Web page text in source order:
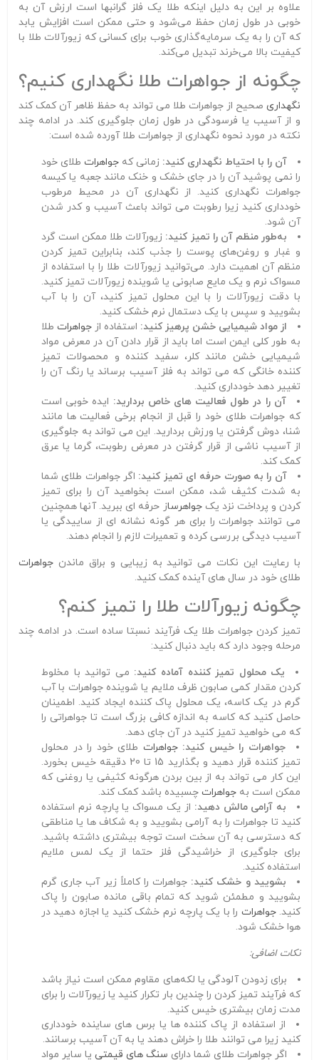
علاوه بر این به دلیل اینکه طلا یک فلز گرانبها است ارزش آن به
خوبی در طول زمان حفظ می‌شود و حتی ممکن است افزایش یابد
که آن را به یک سرمایه‌گذاری خوب برای کسانی که زیورآلات طلا با
کیفیت بالا می‌خرند تبدیل می‌کند.
چگونه از جواهرات طلا نگهداری کنیم؟
نگهداری صحیح از جواهرات طلا می تواند به حفظ ظاهر آن کمک کند
و از آسیب یا فرسودگی در طول زمان جلوگیری کند. در ادامه چند
نکته در مورد نحوه نگهداری از جواهرات طلا آورده شده است:
آن را با احتیاط نگهداری کنید: زمانی که جواهرات طلای خود
را نمی پوشید آن را در جای خشک و خنک مانند جعبه یا کیسه
جواهرات نگهداری کنید. از نگهداری آن در محیط مرطوب
خودداری کنید زیرا رطوبت می تواند باعث آسیب و کدر شدن
آن شود.
به‌طور منظم آن را تمیز کنید: زیورآلات طلا ممکن است گرد
و غبار و روغن‌های پوست را جذب کند، بنابراین تمیز کردن
منظم آن اهمیت دارد. می‌توانید زیورآلات طلا را با استفاده از
مسواک نرم و یک مایع صابونی یا شوینده زیورآلات تمیز کنید.
با دقت زیورآلات را با این محلول تمیز کنید، آن را با آب
بشویید و سپس با یک دستمال نرم خشک کنید.
از مواد شیمیایی خشن پرهیز کنید: استفاده از جواهرات طلا
به طور کلی ایمن است اما باید از قرار دادن آن در معرض مواد
شیمیایی خشن مانند کلر، سفید کننده و محصولات تمیز
کننده خانگی که می تواند به فلز آسیب برساند یا رنگ آن را
تغییر دهد خودداری کنید.
آن را در طول فعالیت های خاص بردارید: ایده خوبی است
که جواهرات طلای خود را قبل از انجام برخی فعالیت ها مانند
شنا، دوش گرفتن یا ورزش بردارید. این می تواند به جلوگیری
از آسیب ناشی از قرار گرفتن در معرض رطوبت، گرما یا عرق
کمک کند.
آن را به صورت حرفه ای تمیز کنید: اگر جواهرات طلای شما
به شدت کثیف شد، ممکن است بخواهید آن را برای تمیز
کردن و پرداخت نزد یکجواهرساز حرفه ای ببرید. آنها همچنین
می توانند جواهرات را برای هر گونه نشانه ای از ساییدگی یا
آسیب دیدگی بررسی کرده و تعمیرات لازم را انجام دهند.
با رعایت این نکات می توانید به زیبایی و براق ماندن جواهرات
طلای خود در سال های آینده کمک کنید.
چگونه زیورآلات طلا را تمیز کنم؟
تمیز کردن جواهرات طلا یک فرآیند نسبتا ساده است. در ادامه چند
مرحله وجود دارد که باید دنبال کنید:
یک محلول تمیز کننده آماده کنید: می توانید با مخلوط
کردن مقدار کمی صابون ظرف ملایم یا شوینده جواهرات با آب
گرم در یک کاسه، یک محلول پاک کننده ایجاد کنید. اطمینان
حاصل کنید که کاسه به اندازه کافی بزرگ است تا جواهراتی را
که می خواهید تمیز کنید در آن جای دهد.
جواهرات را خیس کنید: جواهرات طلای خود را در محلول
تمیز کننده قرار دهید و بگذارید 15 تا 20 دقیقه خیس بخورد.
این کار می تواند به از بین بردن هرگونه کثیفی یا روغنی که
ممکن است به جواهرات چسبیده باشد کمک کند.
به آرامی مالش دهید: از یک مسواک یا پارچه نرم استفاده
کنید تا جواهرات را به آرامی بشویید و به شکاف ها یا مناطقی
که دسترسی به آن سخت است توجه بیشتری داشته باشید.
برای جلوگیری از خراشیدگی فلز حتما از یک لمس ملایم
استفاده کنید.
بشویید و خشک کنید: جواهرات را کاملاً زیر آب جاری گرم
بشویید و مطمئن شوید که تمام باقی مانده صابون را پاک
کنید.جواهرات را با یک پارچه نرم خشک کنید یا اجازه دهید در
هوا خشک شود.
نکات اضافی:
برای زدودن آلودگی یا لکه‌های مقاوم ممکن است نیاز باشد
که فرآیند تمیز کردن را چندین بار تکرار کنید یا زیورآلات را برای
مدت زمان بیشتری خیس کنید.
از استفاده از پاک کننده ها یا برس های ساینده خودداری
کنید زیرا می توانند طلا را خراش دهند یا به آن آسیب برسانند.
اگر جواهرات طلای شما دارای سنگ های قیمتی یا سایر مواد